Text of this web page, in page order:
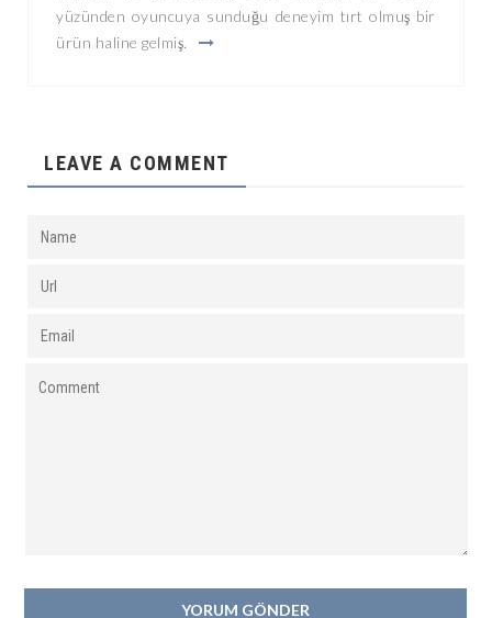
yüzünden oyuncuya sunduğu deneyim tırt olmuş bir
ürün haline gelmiş.
LEAVE A COMMENT